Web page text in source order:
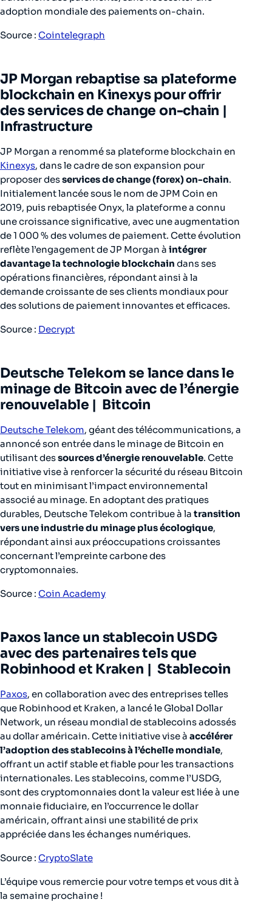
adoption mondiale des paiements on-chain.
Source : Cointelegraph
JP Morgan rebaptise sa plateforme
blockchain en Kinexys pour offrir
des services de change on-chain |
Infrastructure
JP Morgan a renommé sa plateforme blockchain en
Kinexys, dans le cadre de son expansion pour
proposer desservices de change (forex) on-chain.
Initialement lancée sous le nom de JPM Coin en
2019, puis rebaptisée Onyx, la plateforme a connu
une croissance significative, avec une augmentation
de 1 000 % des volumes de paiement. Cette évolution
reflète l’engagement de JP Morgan à intégrer
davantage la technologie blockchain dans ses
opérations financières, répondant ainsi à la
demande croissante de ses clients mondiaux pour
des solutions de paiement innovantes et efficaces.
Source : Decrypt
Deutsche Telekom se lance dans le
minage de Bitcoin avec de l’énergie
renouvelable | Bitcoin
Deutsche Telekom, géant des télécommunications, a
annoncé son entrée dans le minage de Bitcoin en
utilisant dessources d’énergie renouvelable. Cette
initiative vise à renforcer la sécurité du réseau Bitcoin
tout en minimisant l’impact environnemental
associé au minage. En adoptant des pratiques
durables, Deutsche Telekom contribue à la transition
vers une industrie du minage plus écologique,
répondant ainsi aux préoccupations croissantes
concernant l’empreinte carbone des
cryptomonnaies.
Source : Coin Academy
Paxos lance un stablecoin USDG
avec des partenaires tels que
Robinhood et Kraken | Stablecoin
Paxos, en collaboration avec des entreprises telles
que Robinhood et Kraken, a lancé le Global Dollar
Network, un réseau mondial de stablecoins adossés
au dollar américain. Cette initiative vise à accélérer
l’adoption des stablecoins à l’échelle mondiale,
offrant un actif stable et fiable pour les transactions
internationales. Les stablecoins, comme l’USDG,
sont des cryptomonnaies dont la valeur est liée à une
monnaie fiduciaire, en l’occurrence le dollar
américain, offrant ainsi une stabilité de prix
appréciée dans les échanges numériques.
Source : CryptoSlate
L’équipe vous remercie pour votre temps et vous dit à
la semaine prochaine !